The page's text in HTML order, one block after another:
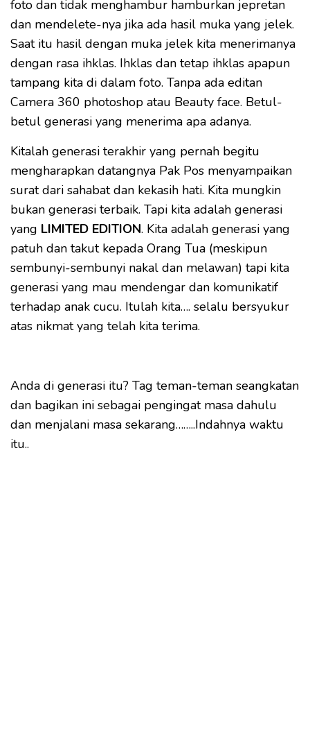
foto dan tidak menghambur hamburkan jepretan
dan mendelete-nya jika ada hasil muka yang jelek.
Saat itu hasil dengan muka jelek kita menerimanya
dengan rasa ihklas. Ihklas dan tetap ihklas apapun
tampang kita di dalam foto. Tanpa ada editan
Camera 360 photoshop atau Beauty face. Betul-
betul generasi yang menerima apa adanya.
Kitalah generasi terakhir yang pernah begitu
mengharapkan datangnya Pak Pos menyampaikan
surat dari sahabat dan kekasih hati. Kita mungkin
bukan generasi terbaik. Tapi kita adalah generasi
yang LIMITED EDITION. Kita adalah generasi yang
patuh dan takut kepada Orang Tua (meskipun
sembunyi-sembunyi nakal dan melawan) tapi kita
generasi yang mau mendengar dan komunikatif
terhadap anak cucu. Itulah kita…. selalu bersyukur
atas nikmat yang telah kita terima.
Anda di generasi itu? Tag teman-teman seangkatan
dan bagikan ini sebagai pengingat masa dahulu
dan menjalani masa sekarang……..Indahnya waktu
itu..